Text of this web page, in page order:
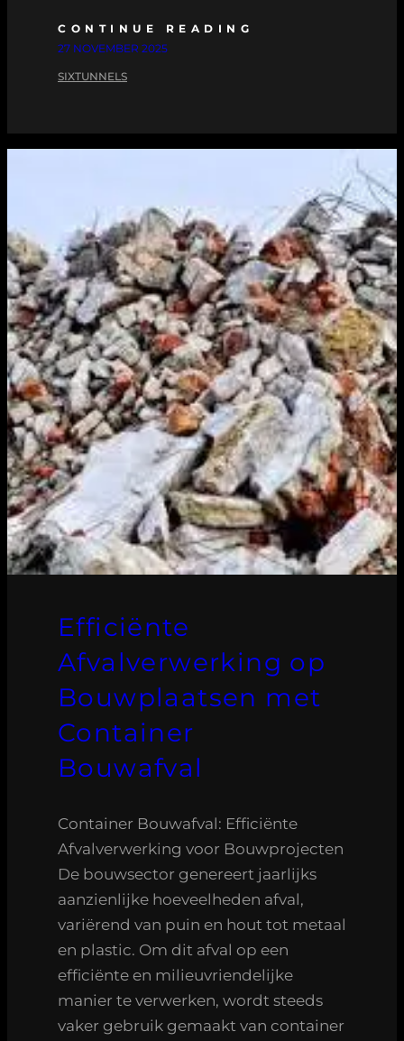
CONTINUE READING
27 NOVEMBER 2025
SIXTUNNELS
Efficiënte
Afvalverwerking op
Bouwplaatsen met
Container
Bouwafval
Container Bouwafval: Efficiënte
Afvalverwerking voor Bouwprojecten
De bouwsector genereert jaarlijks
aanzienlijke hoeveelheden afval,
variërend van puin en hout tot metaal
en plastic. Om dit afval op een
efficiënte en milieuvriendelijke
manier te verwerken, wordt steeds
vaker gebruik gemaakt van container